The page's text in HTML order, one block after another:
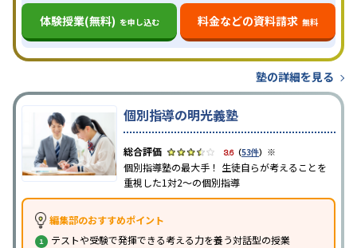
体験授業(無料) を申し込む 料金などの資料請求 無料
塾の詳細を見る
個別指導の明光義塾
3.6（53件） ※
個別指導塾の最大手！ 生徒自らが考えることを
重視した1対2〜の個別指導
編集部のおすすめポイント
テストや受験で発揮できる考える力を養う対話型の授業